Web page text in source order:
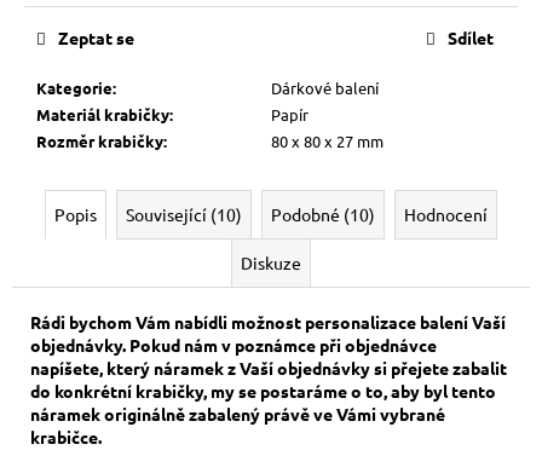
Kategorie:
Dárkové balení
Materiál krabičky:
Papír
Rozměr krabičky: 80 x 80 x 27 mm
Zeptat se Sdílet
Popis Související (10) Podobné (10) Hodnocení
Diskuze
Rádi bychom Vám nabídli možnost personalizace balení Vaší
objednávky. Pokud nám v poznámce při objednávce
napíšete, který náramek z Vaší objednávky si přejete zabalit
do konkrétní krabičky, my se postaráme o to, aby byl tento
náramek originálně zabalený právě ve Vámi vybrané
krabičce.